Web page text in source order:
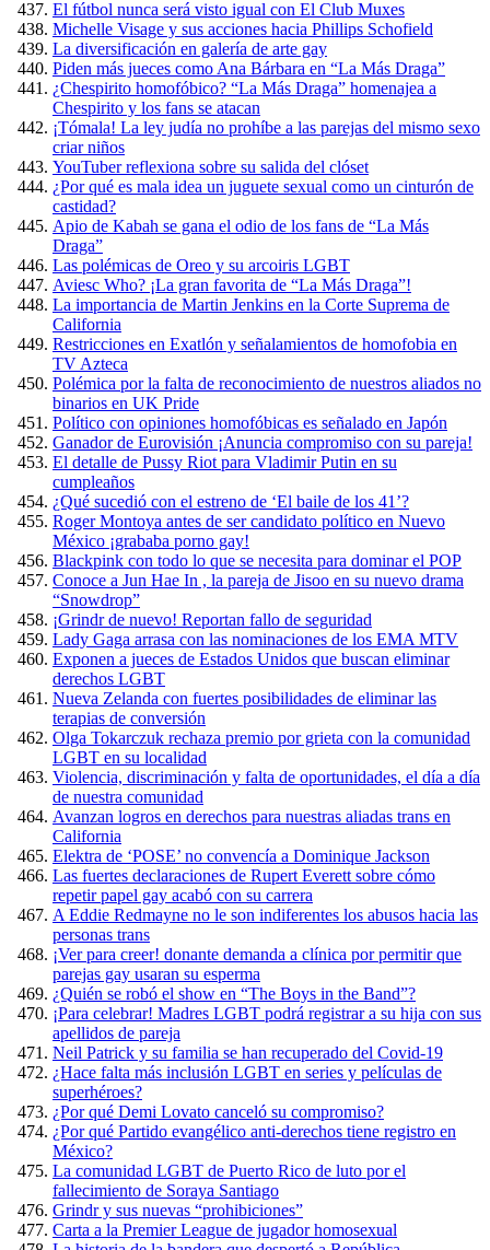
El fútbol nunca será visto igual con El Club Muxes
Michelle Visage y sus acciones hacia Phillips Schofield
La diversificación en galería de arte gay
Piden más jueces como Ana Bárbara en “La Más Draga”
¿Chespirito homofóbico? “La Más Draga” homenajea a
Chespirito y los fans se atacan
¡Tómala! La ley judía no prohíbe a las parejas del mismo sexo
criar niños
YouTuber reflexiona sobre su salida del clóset
¿Por qué es mala idea un juguete sexual como un cinturón de
castidad?
Apio de Kabah se gana el odio de los fans de “La Más
Draga”
Las polémicas de Oreo y su arcoiris LGBT
Aviesc Who? ¡La gran favorita de “La Más Draga”!
La importancia de Martin Jenkins en la Corte Suprema de
California
Restricciones en Exatlón y señalamientos de homofobia en
TV Azteca
Polémica por la falta de reconocimiento de nuestros aliados no
binarios en UK Pride
Político con opiniones homofóbicas es señalado en Japón
Ganador de Eurovisión ¡Anuncia compromiso con su pareja!
El detalle de Pussy Riot para Vladimir Putin en su
cumpleaños
¿Qué sucedió con el estreno de ‘El baile de los 41’?
Roger Montoya antes de ser candidato político en Nuevo
México ¡grababa porno gay!
Blackpink con todo lo que se necesita para dominar el POP
Conoce a Jun Hae In , la pareja de Jisoo en su nuevo drama
“Snowdrop”
¡Grindr de nuevo! Reportan fallo de seguridad
Lady Gaga arrasa con las nominaciones de los EMA MTV
Exponen a jueces de Estados Unidos que buscan eliminar
derechos LGBT
Nueva Zelanda con fuertes posibilidades de eliminar las
terapias de conversión
Olga Tokarczuk rechaza premio por grieta con la comunidad
LGBT en su localidad
Violencia, discriminación y falta de oportunidades, el día a día
de nuestra comunidad
Avanzan logros en derechos para nuestras aliadas trans en
California
Elektra de ‘POSE’ no convencía a Dominique Jackson
Las fuertes declaraciones de Rupert Everett sobre cómo
repetir papel gay acabó con su carrera
A Eddie Redmayne no le son indiferentes los abusos hacia las
personas trans
¡Ver para creer! donante demanda a clínica por permitir que
parejas gay usaran su esperma
¿Quién se robó el show en “The Boys in the Band”?
¡Para celebrar! Madres LGBT podrá registrar a su hija con sus
apellidos de pareja
Neil Patrick y su familia se han recuperado del Covid-19
¿Hace falta más inclusión LGBT en series y películas de
superhéroes?
¿Por qué Demi Lovato canceló su compromiso?
¿Por qué Partido evangélico anti-derechos tiene registro en
México?
La comunidad LGBT de Puerto Rico de luto por el
fallecimiento de Soraya Santiago
Grindr y sus nuevas “prohibiciones”
Carta a la Premier League de jugador homosexual